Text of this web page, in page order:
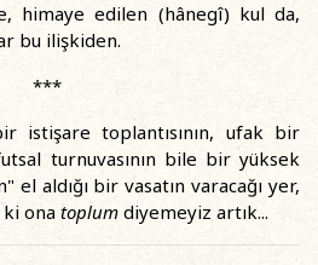
himaye edilen (hânegî) kul da,
bu ilişkiden.
***
istişare toplantısının, ufak bir
turnuvasının bile bir yüksek
aldığı bir vasatın varacağı yer,
ona toplum diyemeyiz artık...